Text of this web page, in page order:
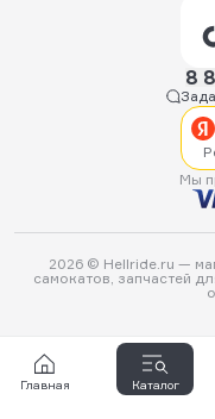
8
Мы
2026 © Hellride.ru —
самокатов, запчастей
Главная Каталог